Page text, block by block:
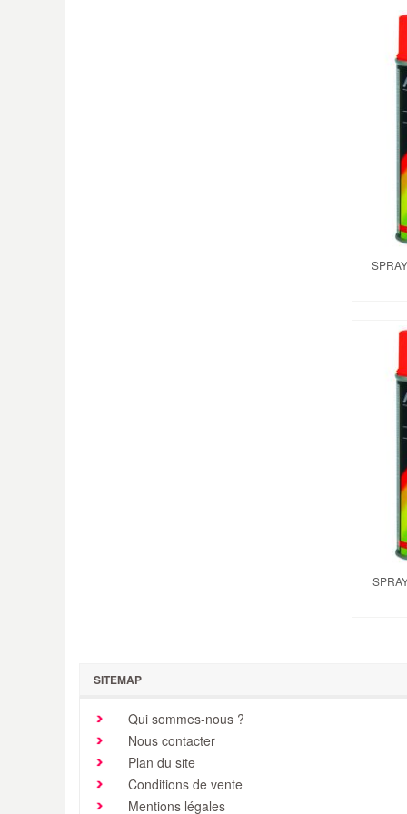
SITEMAP
Qui sommes-nous ?
Nous contacter
Plan du site
Conditions de vente
Mentions légales